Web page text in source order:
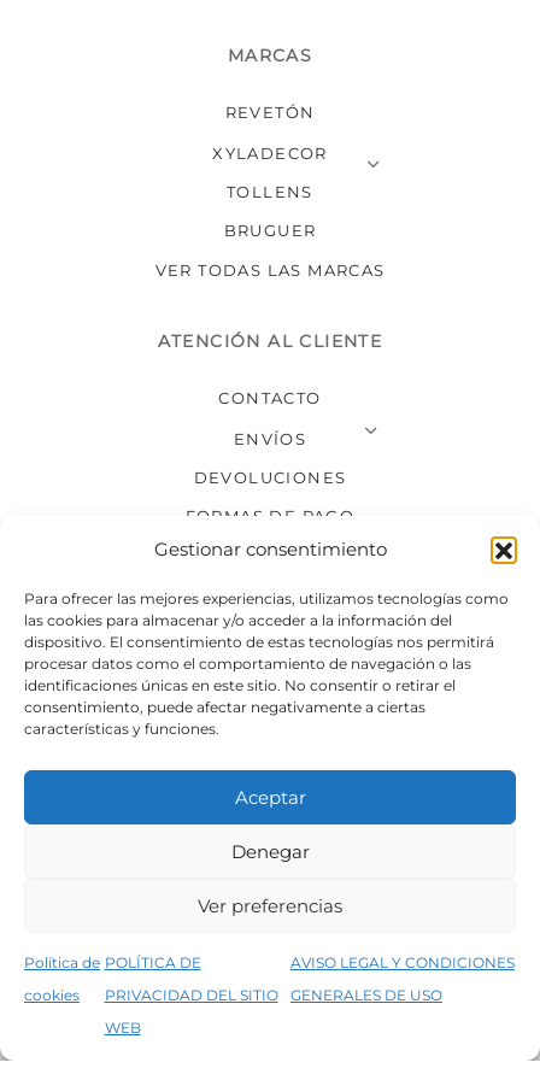
Gestionar consentimiento
Para ofrecer las mejores experiencias, utilizamos tecnologías como
las cookies para almacenar y/o acceder a la información del
dispositivo. El consentimiento de estas tecnologías nos permitirá
procesar datos como el comportamiento de navegación o las
identificaciones únicas en este sitio. No consentir o retirar el
consentimiento, puede afectar negativamente a ciertas
características y funciones.
Aceptar
Denegar
Ver preferencias
Política de
cookies
POLÍTICA DE
PRIVACIDAD DEL SITIO
WEB
AVISO LEGAL Y CONDICIONES
GENERALES DE USO
5% de descuento en tu primera compra, utiliza el código PRIMERACOMPRA
MARCAS
REVETÓN
XYLADECOR
TOLLENS
BRUGUER
VER TODAS LAS MARCAS
ATENCIÓN AL CLIENTE
CONTACTO
ENVÍOS
DEVOLUCIONES
FORMAS DE PAGO
SÍGUENOS
Condiciones generales de venta
Política de privacidad del sitio web
©2026 Decopintur- todos los derechos